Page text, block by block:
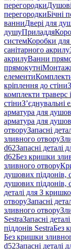
перегородки
перегородкиБічні
ванниДвері для
душуПриладдя
системКоробки для
санітарного акрилу
акрилуВанни
прямокутні
елементи
кріплення до стіни
комплекти траверс
стіниЗ’єднувальні
арматура для
арматура для
отворуЗапасні
зливного отвору
d62Запасні деталі
d62Без кришки
зливного отвору
душових піддонів,
душових піддонів,
деталі для З
отворуЗапасні
зливного отвору
SestraЗапасні
піддонів SestraБез
Без кришки
d52Запасні деталі